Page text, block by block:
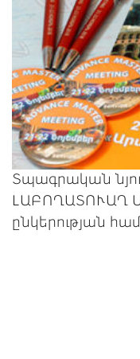
Տպագրական
ԼԱԲՈՂԱՏՈՒԱՂ
ընկերության